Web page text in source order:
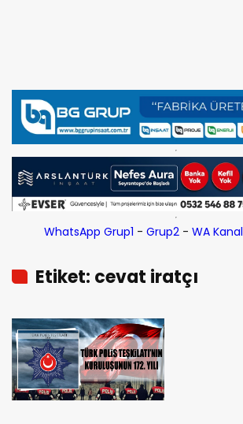
WhatsApp Grup1 - Grup2- WA Kanal
Etiket: cevat iratçı